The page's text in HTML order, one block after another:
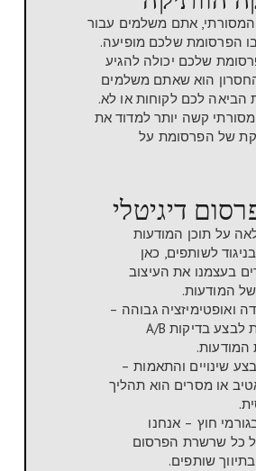
אתם משלמים עבור
שלכם מופיעה.
שלכם יכולה להגיע
הוא שאתם משלמים
לכם לקוחות או לא.
קשה יותר למדוד את
הפרסומת על
דיגיטלי
תוכן המודעות
לשותפים, כאן
את העיצוב
גבוהה –
ניתן בקלות לבצע בדיקות A/B
והתאמות –
או מסרים הוא תהליך
חוץ – אנחנו
שרשרת הפרסום
שותפים.